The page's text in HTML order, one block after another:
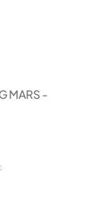
MARS -